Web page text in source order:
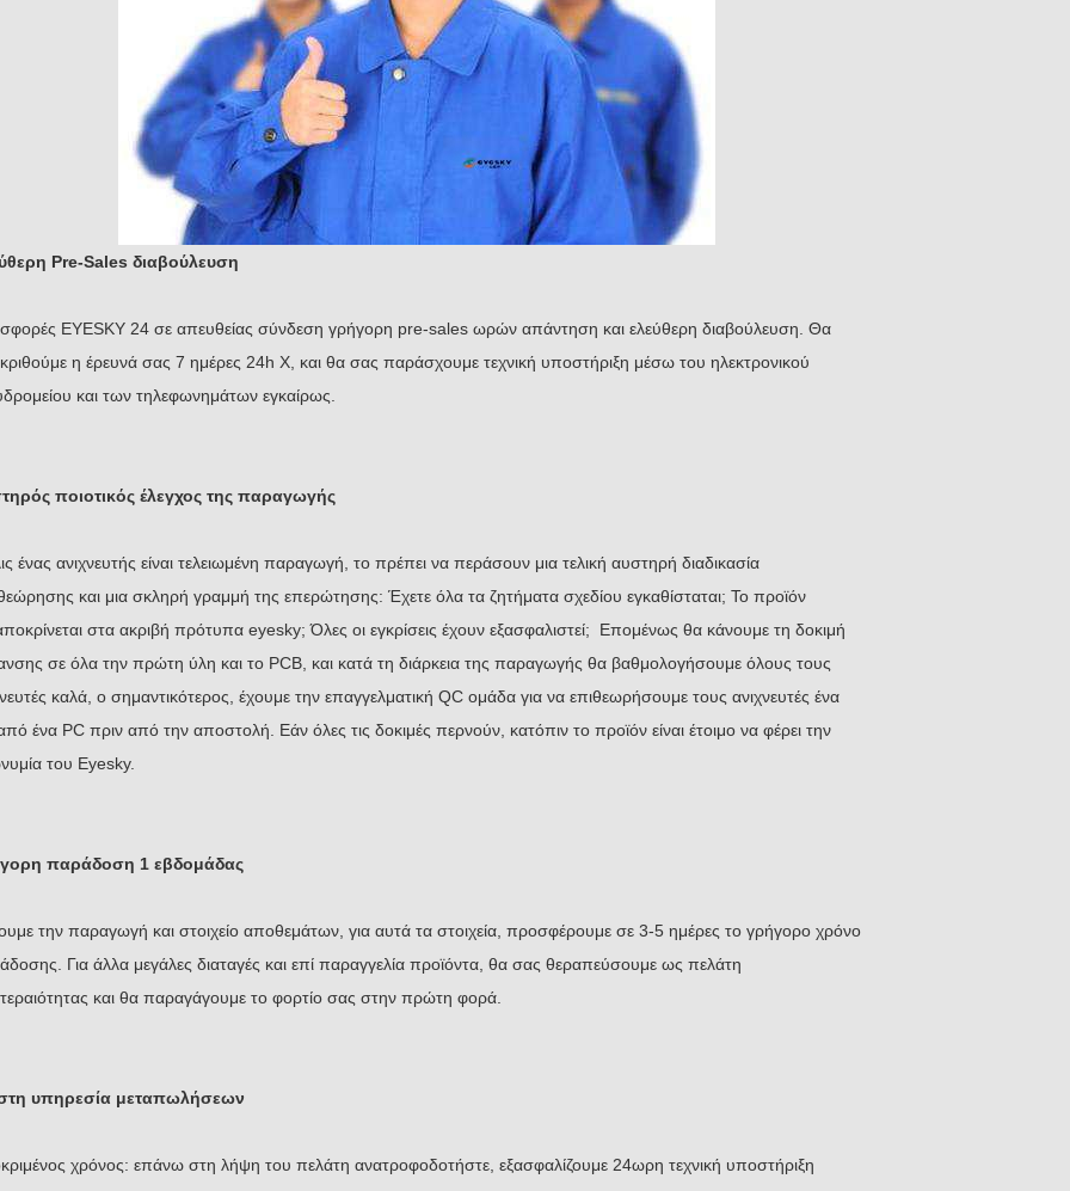
Pre-Sales διαβούλευση
EYESKY 24 σε απευθείας σύνδεση γρήγορη pre-sales ωρών απάντηση και ελεύθερη διαβούλευση. Θα
η έρευνά σας 7 ημέρες 24h Χ, και θα σας παράσχουμε τεχνική υποστήριξη μέσω του ηλεκτρονικού
και των τηλεφωνημάτων εγκαίρως.
ποιοτικός έλεγχος της παραγωγής
ένας ανιχνευτής είναι τελειωμένη παραγωγή, το πρέπει να περάσουν μια τελική αυστηρή διαδικασία
και μια σκληρή γραμμή της επερώτησης: Έχετε όλα τα ζητήματα σχεδίου εγκαθίσταται; Το προϊόν
στα ακριβή πρότυπα eyesky; Όλες οι εγκρίσεις έχουν εξασφαλιστεί; Επομένως θα κάνουμε τη δοκιμή
σε όλα την πρώτη ύλη και το PCB, και κατά τη διάρκεια της παραγωγής θα βαθμολογήσουμε όλους τους
καλά, ο σημαντικότερος, έχουμε την επαγγελματική QC ομάδα για να επιθεωρήσουμε τους ανιχνευτές ένα
ένα PC πριν από την αποστολή. Εάν όλες τις δοκιμές περνούν, κατόπιν το προϊόν είναι έτοιμο να φέρει την
του Eyesky.
παράδοση 1 εβδομάδας
την παραγωγή και στοιχείο αποθεμάτων, για αυτά τα στοιχεία, προσφέρουμε σε 3-5 ημέρες το γρήγορο χρόνο
Για άλλα μεγάλες διαταγές και επί παραγγελία προϊόντα, θα σας θεραπεύσουμε ως πελάτη
και θα παραγάγουμε το φορτίο σας στην πρώτη φορά.
υπηρεσία μεταπωλήσεων
χρόνος: επάνω στη λήψη του πελάτη ανατροφοδοτήστε, εξασφαλίζουμε 24ωρη τεχνική υποστήριξη